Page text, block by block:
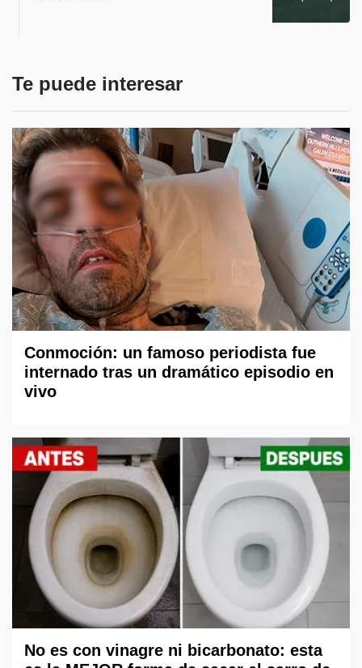
Te puede interesar
Conmoción: un famoso periodista fue
internado tras un dramático episodio en
vivo
No es con vinagre ni bicarbonato: esta